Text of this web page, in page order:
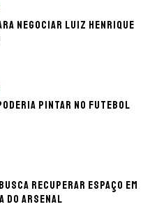
negociar Luiz Henrique
pintar no futebol
recuperar espaço em
do Arsenal